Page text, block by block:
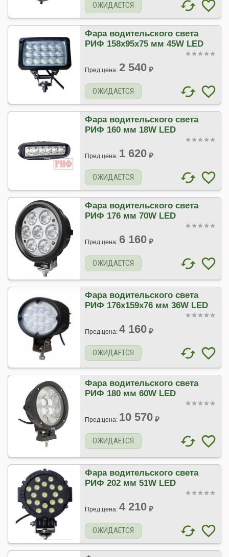
ОЖИДАЕТСЯ
Фара водительского света
РИФ 158х95х75 мм 45W LED
Пред.цена: 2 540 ₽
ОЖИДАЕТСЯ
Фара водительского света
РИФ 160 мм 18W LED
Пред.цена: 1 620 ₽
ОЖИДАЕТСЯ
Фара водительского света
РИФ 176 мм 70W LED
Пред.цена: 6 160 ₽
ОЖИДАЕТСЯ
Фара водительского света
РИФ 176х159х76 мм 36W LED
Пред.цена: 4 160 ₽
ОЖИДАЕТСЯ
Фара водительского света
РИФ 180 мм 60W LED
Пред.цена: 10 570 ₽
ОЖИДАЕТСЯ
Фара водительского света
РИФ 202 мм 51W LED
Пред.цена: 4 210 ₽
ОЖИДАЕТСЯ